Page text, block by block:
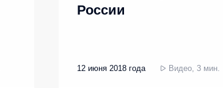
России
12 июня 2018 года Видео, 3 мин.